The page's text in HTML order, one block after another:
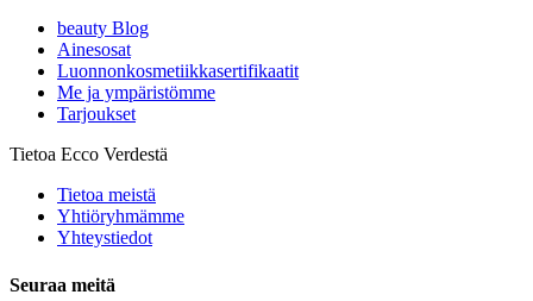
beauty Blog
Ainesosat
Luonnonkosmetiikkasertifikaatit
Me ja ympäristömme
Tarjoukset
Tietoa Ecco Verdestä
Tietoa meistä
Yhtiöryhmämme
Yhteystiedot
Seuraa meitä